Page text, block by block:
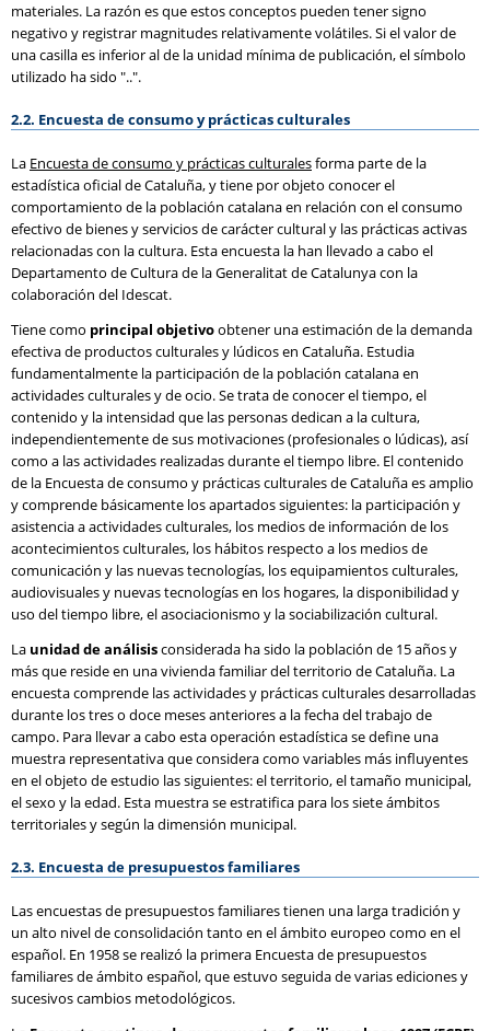
materiales. La razón es que estos conceptos pueden tener signo
negativo y registrar magnitudes relativamente volátiles. Si el valor de
una casilla es inferior al de la unidad mínima de publicación, el símbolo
utilizado ha sido "..".
2.2. Encuesta de consumo y prácticas culturales
La Encuesta de consumo y prácticas culturalesforma parte de la
estadística oficial de Cataluña, y tiene por objeto conocer el
comportamiento de la población catalana en relación con el consumo
efectivo de bienes y servicios de carácter cultural y las prácticas activas
relacionadas con la cultura. Esta encuesta la han llevado a cabo el
Departamento de Cultura de la Generalitat de Catalunya con la
colaboración del Idescat.
Tiene como principal objetivoobtener una estimación de la demanda
efectiva de productos culturales y lúdicos en Cataluña. Estudia
fundamentalmente la participación de la población catalana en
actividades culturales y de ocio. Se trata de conocer el tiempo, el
contenido y la intensidad que las personas dedican a la cultura,
independientemente de sus motivaciones (profesionales o lúdicas), así
como a las actividades realizadas durante el tiempo libre. El contenido
de la Encuesta de consumo y prácticas culturales de Cataluña es amplio
y comprende básicamente los apartados siguientes: la participación y
asistencia a actividades culturales, los medios de información de los
acontecimientos culturales, los hábitos respecto a los medios de
comunicación y las nuevas tecnologías, los equipamientos culturales,
audiovisuales y nuevas tecnologías en los hogares, la disponibilidad y
uso del tiempo libre, el asociacionismo y la sociabilización cultural.
La unidad de análisisconsiderada ha sido la población de 15 años y
más que reside en una vivienda familiar del territorio de Cataluña. La
encuesta comprende las actividades y prácticas culturales desarrolladas
durante los tres o doce meses anteriores a la fecha del trabajo de
campo. Para llevar a cabo esta operación estadística se define una
muestra representativa que considera como variables más influyentes
en el objeto de estudio las siguientes: el territorio, el tamaño municipal,
el sexo y la edad. Esta muestra se estratifica para los siete ámbitos
territoriales y según la dimensión municipal.
2.3. Encuesta de presupuestos familiares
Las encuestas de presupuestos familiares tienen una larga tradición y
un alto nivel de consolidación tanto en el ámbito europeo como en el
español. En 1958 se realizó la primera Encuesta de presupuestos
familiares de ámbito español, que estuvo seguida de varias ediciones y
sucesivos cambios metodológicos.